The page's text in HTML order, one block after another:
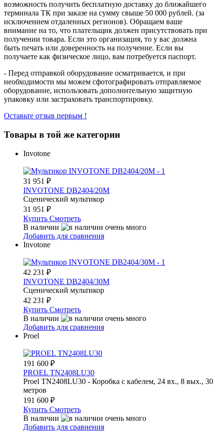
возможность получить бесплатную доставку до ближайшего
терминала ТК при заказе на сумму свыше 50 000 рублей. (за
исключением отдаленных регионов). Обращаем ваше
внимание на то, что плательщик должен присутствовать при
получении товара. Если это организация, то у вас должна
быть печать или доверенность на получение. Если вы
получаете как физическое лицо, вам потребуется паспорт.
- Перед отправкой оборудование осматривается, и при
необходимости мы можем сфотографировать отправляемое
оборудование, использовать дополнительную защитную
упаковку или застраховать транспортировку.
Оставьте отзыв первым !
Товары в той же категории
Invotone
31 951 ₽
INVOTONE DB2404/20M
Сценический мультикор
31 951 ₽
Купить Смотреть
В наличии
Добавить для сравнения
Invotone
42 231 ₽
INVOTONE DB2404/30M
Сценический мультикор
42 231 ₽
Купить Смотреть
В наличии
Добавить для сравнения
Proel
191 600 ₽
PROEL TN2408LU30
Proel TN2408LU30 - Коробка с кабелем, 24 вх., 8 вых., 30
метров
191 600 ₽
Купить Смотреть
В наличии
Добавить для сравнения